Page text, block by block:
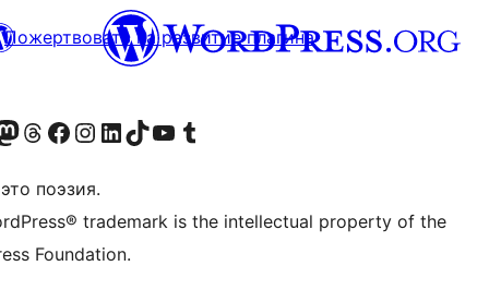
Пожертвовать на развитие плагина
Twitter)
запись в Bluesky
нашу ленту в Mastodon
Посетите нашу учётную запись в Threads
Посетите нашу страницу на Facebook
Посетите наш Instagram
Посетите нашу страницу в LinkedIn
Посетите нашу учётную запись в TikTok
Посетите наш канал YouTube
Посетите нашу учётную запись в Tumblr
поэзия.
trademark is the intellectual property of the
Foundation.